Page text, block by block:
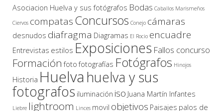
Asociacion Huelva y sus fotógrafos Bodas Caballos Marismeños
Ciervos compatasConcursos Conejo cámaras
desnudos diafragma Diagramas El Rocio encuadre
Entrevistas estilos Exposiciones Fallos concurso
Formación foto fotografías Fotógrafos Hinojos
Historia Huelvahuelva y sus
fotografos iluminación iso Juana Martín Infantes
Liebre lightroom Linces movil objetivos Paisajes palos de